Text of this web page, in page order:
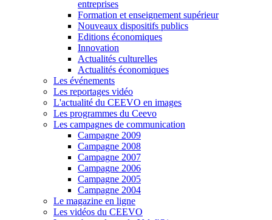
entreprises
Formation et enseignement supérieur
Nouveaux dispositifs publics
Editions économiques
Innovation
Actualités culturelles
Actualités économiques
Les événements
Les reportages vidéo
L'actualité du CEEVO en images
Les programmes du Ceevo
Les campagnes de communication
Campagne 2009
Campagne 2008
Campagne 2007
Campagne 2006
Campagne 2005
Campagne 2004
Le magazine en ligne
Les vidéos du CEEVO